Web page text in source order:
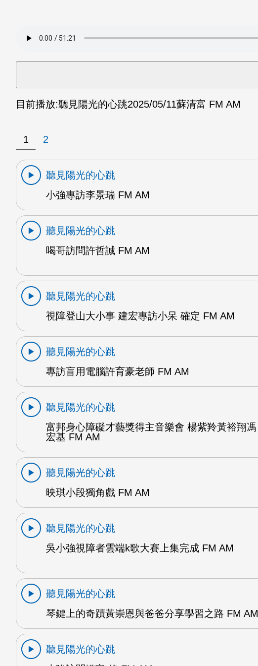
目前播放:聽見陽光的心跳2025/05/11蘇清富 FM AM
1 2
聽見陽光的心跳
小強專訪李景瑞 FM AM
聽見陽光的心跳
喝哥訪問許哲誠 FM AM
聽見陽光的心跳
視障登山大小事 建宏專訪小呆 確定 FM AM
聽見陽光的心跳
專訪盲用電腦許育豪老師 FM AM
聽見陽光的心跳
富邦身心障礙才藝獎得主音樂會 楊紫羚黃裕翔馮
宏基 FM AM
聽見陽光的心跳
映琪小段獨角戲 FM AM
聽見陽光的心跳
吳小強視障者雲端k歌大賽上集完成 FM AM
聽見陽光的心跳
琴鍵上的奇蹟黃崇恩與爸爸分享學習之路 FM AM
聽見陽光的心跳